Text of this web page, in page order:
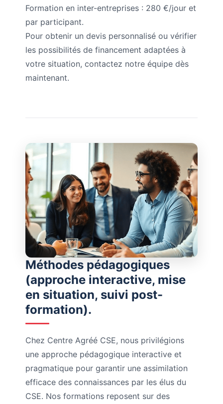
Formation en inter-entreprises : 280 €/jour et
par participant.
Pour obtenir un devis personnalisé ou vérifier
les possibilités de financement adaptées à
votre situation, contactez notre équipe dès
maintenant.
Méthodes pédagogiques
(approche interactive, mise
en situation, suivi post-
formation).
Chez Centre Agréé CSE, nous privilégions
une approche pédagogique interactive et
pragmatique pour garantir une assimilation
efficace des connaissances par les élus du
CSE. Nos formations reposent sur des